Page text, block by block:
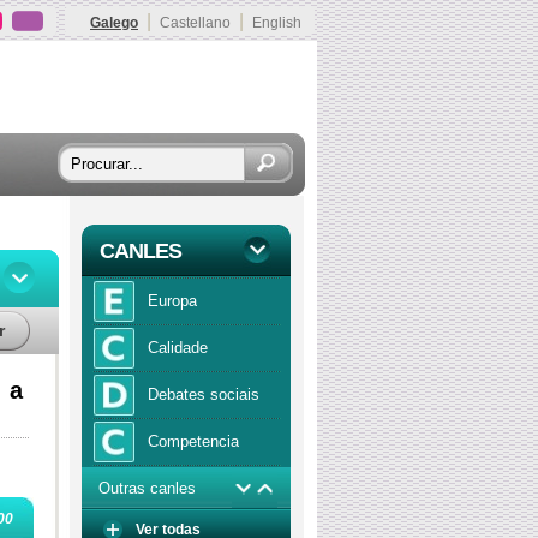
Galego Castellano English
a
CANLES
Europa
Calidade
Debates sociais
Competencia
Economía
Outras canles
Ver todas